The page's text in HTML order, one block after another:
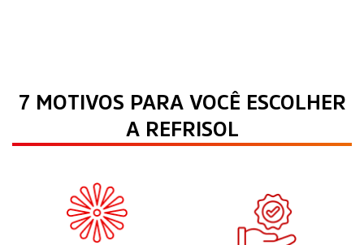
7 MOTIVOS PARA VOCÊ ESCOLHER
A REFRISOL